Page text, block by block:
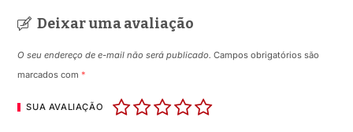
Deixar uma avaliação
O seu endereço de e-mail não será publicado. Campos obrigatórios são
marcados com*
SUA AVALIAÇÃO